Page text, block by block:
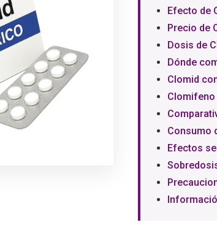
Efecto de
Precio de
Dosis de
Dónde
Clomid
Consumo
Efectos